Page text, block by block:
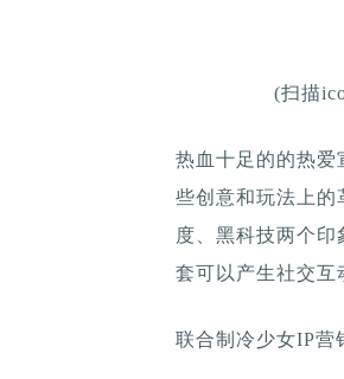
(扫描
热血十足的的热爱
些创意和玩法上的
度、黑科技两个
套可以产生社交互
联合制冷少女IP营